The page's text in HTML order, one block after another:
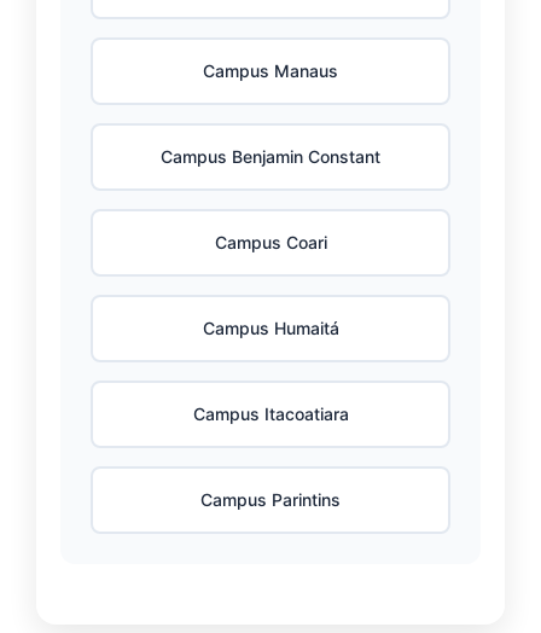
Campus Manaus
Campus Benjamin Constant
Campus Coari
Campus Humaitá
Campus Itacoatiara
Campus Parintins